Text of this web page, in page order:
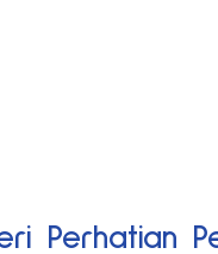
Perhatian